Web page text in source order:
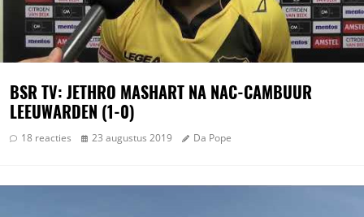
BSR TV: JETHRO MASHART NA NAC-CAMBUUR
LEEUWARDEN (1-0)
18 reacties 23 augustus 2019 Da Pope